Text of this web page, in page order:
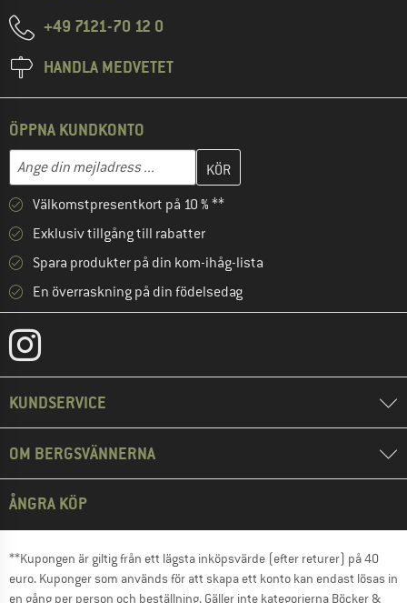
+49 7121-70 12 0
HANDLA MEDVETET
ÖPPNA KUNDKONTO
Mejladress
Skriv in din e-postadress här och skapa ditt kundkonto i nästa
Välkomstpresentkort på 10 % **
Exklusiv tillgång till rabatter
Spara produkter på din kom-ihåg-lista
En överraskning på din födelsedag
KUNDSERVICE
OM BERGSVÄNNERNA
ÅNGRA KÖP
**Kupongen är giltig från ett lägsta inköpsvärde (efter returer) på 40
euro. Kuponger som används för att skapa ett konto kan endast lösas in
en gång per person och beställning. Gäller inte kategorierna Böcker &